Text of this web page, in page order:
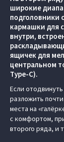
широкие
подголовники
кармашки для
внутри,
ящичек для
центральном
Type-C).
Если
разложить
места на
с комфортом,
второго ряда, и